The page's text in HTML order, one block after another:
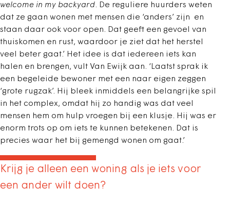
welcome in my backyard. De reguliere huurders weten
dat ze gaan wonen met mensen die ‘anders’ zijn en
staan daar ook voor open. Dat geeft een gevoel van
thuiskomen en rust, waardoor je ziet dat het herstel
veel beter gaat.’ Het idee is dat iedereen iets kan
halen en brengen, vult Van Ewijk aan. ‘Laatst sprak ik
een begeleide bewoner met een naar eigen zeggen
‘grote rugzak’. Hij bleek inmiddels een belangrijke spil
in het complex, omdat hij zo handig was dat veel
mensen hem om hulp vroegen bij een klusje. Hij was er
enorm trots op om iets te kunnen betekenen. Dat is
precies waar het bij gemengd wonen om gaat.’
Krijg je alleen een woning als je iets voor
een ander wilt doen?